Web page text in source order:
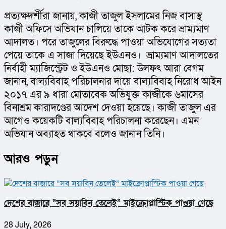
প্রত্যক্ষদর্শীরা জানায়, কাজী তাজুল ইসলামের নিজ বাসাস্থ
কাজী অফিসে অভিযান চালিয়ে তাকে আটক করে ভ্রাম্যমাণ
আদালত। পরে তাজুলের বিরুদ্ধে পাওয়া অভিযোগের সত্যতা
পেয়ে তাকে এ সাজা দিয়েছে ইউএনও।  ভ্রাম্যমাণ আদালতের
নির্বাহী ম্যাজিস্ট্রেট ও ইউএনও মোছা: উলফৎ আরা বেগম
জানান, বাল্যবিবাহ পরিচালনার দায়ে বাল্যবিবাহ নিরোধ আইন
২০১৭ এর ৯ ধারা মোতাবেক অভিযুক্ত কাজীকে ৬মাসের
বিনাশ্রম কারাদণ্ডের আদেশ দেওয়া হয়েছে। কাজী তাজুল এর
আগেও কয়েকটি বাল্যবিবাহ পরিচালনা করেছেন। এমন
অভিযান অব্যাহত থাকবে বলেও জানান তিনি।
আরও পড়ুন
দেশের বাজারে “সব সয়াবিন তেলেই” মাইক্রোপ্লাস্টিক পাওয়া গেছে
28 July, 2026